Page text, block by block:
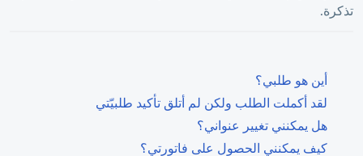
تذكرة.
أين هو طلبي؟
لقد أكملت الطلب ولكن لم أتلق تأكيد طلبيّتي
هل يمكنني تغيير عنواني؟
كيف يمكنني الحصول على فاتورتي؟